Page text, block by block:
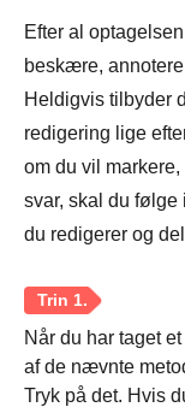
Efter al
beskære,
Heldigvis tilbyder
redigering lige
om du vil
svar, skal du følge
du redigerer og
Når du har taget
af de nævnte
Tryk på det. Hvis